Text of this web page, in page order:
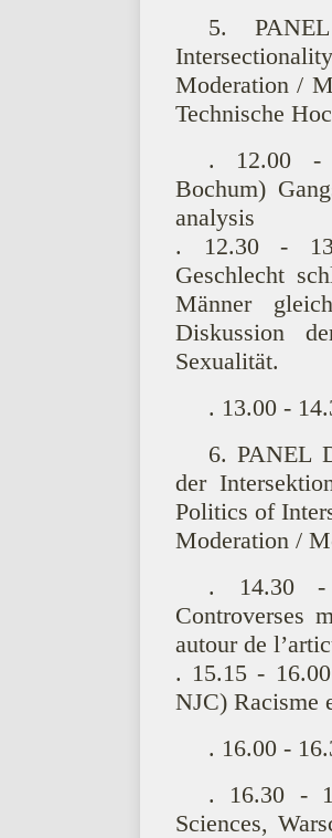
5.
Moderation /
Technische
. 12.00 -
Bochum)
analysis
. 12.30 -
Geschlecht
Männer
Diskussion
Sexualität.
. 13.00 -
6. PANEL
der
Politics of
Moderation /
. 14.30 -
Controverses
autour de
. 15.15 -
NJC) Racisme
. 16.00 -
. 16.30 -
Sciences,